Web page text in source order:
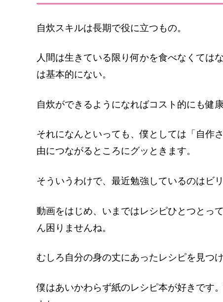
自炊スキルは長期で役に立つもの。
人間は生きている限り何かを食べなくては
は基本的にない。
自炊ができるようになればコスト的にも健
それになんといっても、僕としては「自作
由につながるところにグッときます。
そういうわけで、最近勉強しているのはビリ
動画をはじめ、いまではレシピひとつとっ
ん困りませんね。
むしろ自分の身の丈にあったレシピを見つ
僕はあいかわらず紙のレシピ本が好きです